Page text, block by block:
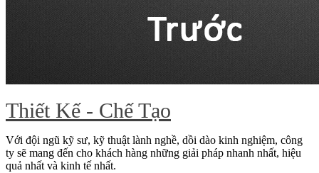
Thiết Kế - Chế Tạo
Với đội ngũ kỹ sư, kỹ thuật lành nghề, dồi dào kinh nghiệm, công
ty sẽ mang đến cho khách hàng những giải pháp nhanh nhất, hiệu
quả nhất và kinh tế nhất.